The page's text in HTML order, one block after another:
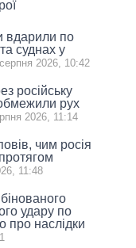
вдарили по
суднах у
2026, 10:42
російську
рух
2026, 11:14
чим росія
11:48
удару по
про наслідки